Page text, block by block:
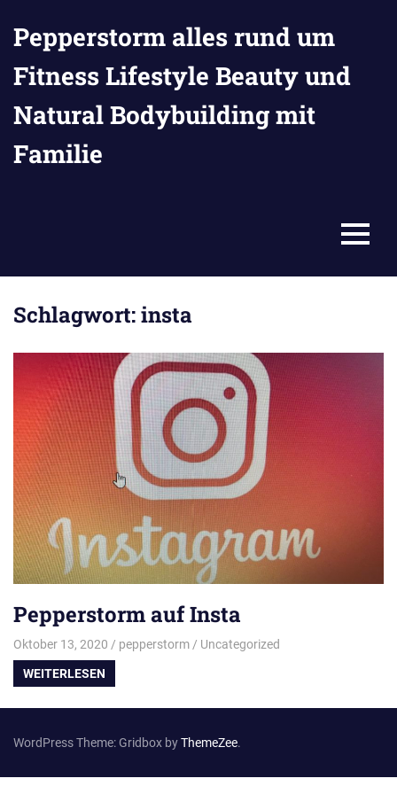
Inhalt
springen
Pepperstorm alles rund um
Fitness Lifestyle Beauty und
Natural Bodybuilding mit
Familie
MENU
Schlagwort:insta
Pepperstorm auf Insta
Oktober 13, 2020 pepperstorm Uncategorized
WEITERLESEN
WordPress Theme: Gridbox byThemeZee.